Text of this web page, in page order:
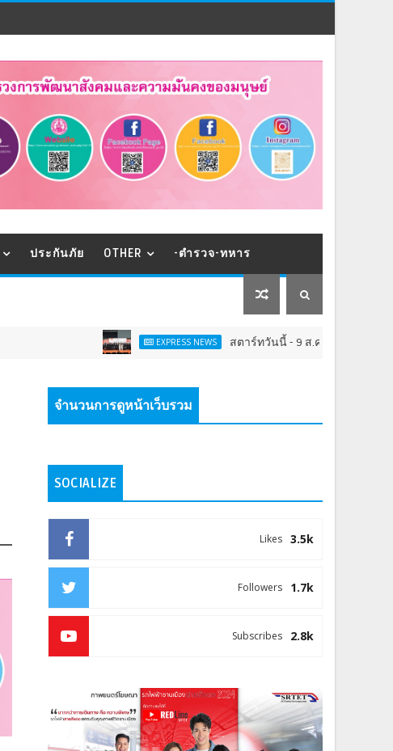
ประกันภัย OTHER -ตำรวจ-ทหาร
EXPRESS NEWS สตาร์ทวันนี้ - 9 ส.ค.Franchise Expo Thailand &
จำนวนการดูหน้าเว็บรวม
SOCIALIZE
3.5k
Likes
1.7k
Followers
2.8k
Subscribes